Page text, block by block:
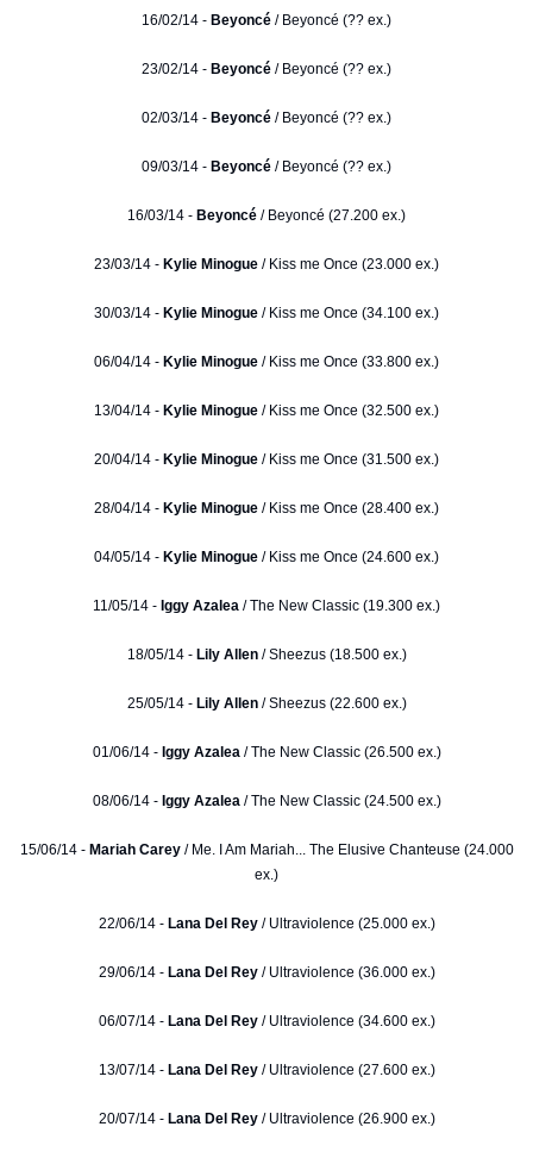
16/02/14 - Beyoncé / Beyoncé (?? ex.)
23/02/14 - Beyoncé / Beyoncé (?? ex.)
02/03/14 - Beyoncé / Beyoncé (?? ex.)
09/03/14 - Beyoncé / Beyoncé (?? ex.)
16/03/14 - Beyoncé / Beyoncé (27.200 ex.)
23/03/14 - Kylie Minogue / Kiss me Once (23.000 ex.)
30/03/14 - Kylie Minogue / Kiss me Once (34.100 ex.)
06/04/14 - Kylie Minogue / Kiss me Once (33.800 ex.)
13/04/14 - Kylie Minogue / Kiss me Once (32.500 ex.)
20/04/14 - Kylie Minogue / Kiss me Once (31.500 ex.)
28/04/14 - Kylie Minogue / Kiss me Once (28.400 ex.)
04/05/14 - Kylie Minogue / Kiss me Once (24.600 ex.)
11/05/14 - Iggy Azalea / The New Classic (19.300 ex.)
18/05/14 - Lily Allen/ Sheezus (18.500 ex.)
25/05/14 - Lily Allen/ Sheezus (22.600 ex.)
01/06/14 - Iggy Azalea/ The New Classic (26.500 ex.)
08/06/14 - Iggy Azalea/ The New Classic (24.500 ex.)
15/06/14 - Mariah Carey/ Me. I Am Mariah... The Elusive Chanteuse (24.000
ex.)
22/06/14 - Lana Del Rey/ Ultraviolence (25.000 ex.)
29/06/14 - Lana Del Rey / Ultraviolence (36.000 ex.)
06/07/14 - Lana Del Rey/ Ultraviolence (34.600 ex.)
13/07/14 -Lana Del Rey / Ultraviolence (27.600 ex.)
20/07/14 -Lana Del Rey/ Ultraviolence (26.900 ex.)